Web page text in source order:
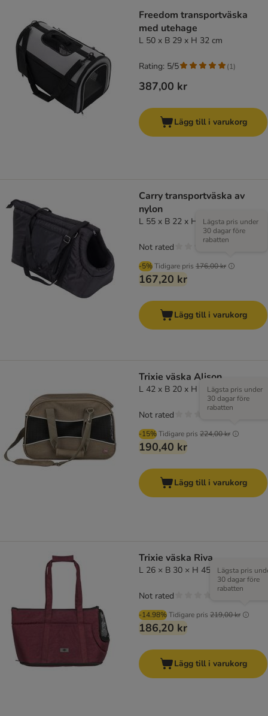
Freedom transportväska
med utehage
L 50 x B 29 x H 32 cm
387,00 kr
Rating: 5/5 (1)
Lägg till i varukorg
Carry transportväska av
nylon
L 55 x B 22 x H 28 cm
-5%Tidigare pris 176,00 kr
Lägsta pris under
30 dagar före
rabatten
167,20 kr
Not rated
Lägg till i varukorg
Trixie väska Alison
L 42 x B 20 x H 29 cm
-15%Tidigare pris 224,00 kr
Lägsta pris under
30 dagar före
rabatten
190,40 kr
Not rated
Lägg till i varukorg
Trixie väska Riva
L 26 × B 30 × H 45 cm
-14.98%Tidigare pris 219,00 kr
Lägsta pris
30 dagar före
rabatten
186,20 kr
Not rated
Lägg till i varukorg